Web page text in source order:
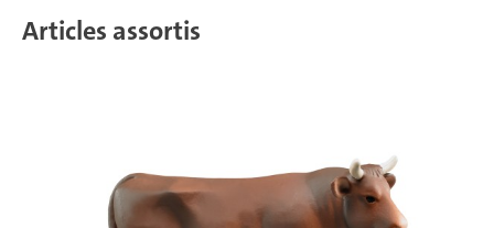
Articles assortis